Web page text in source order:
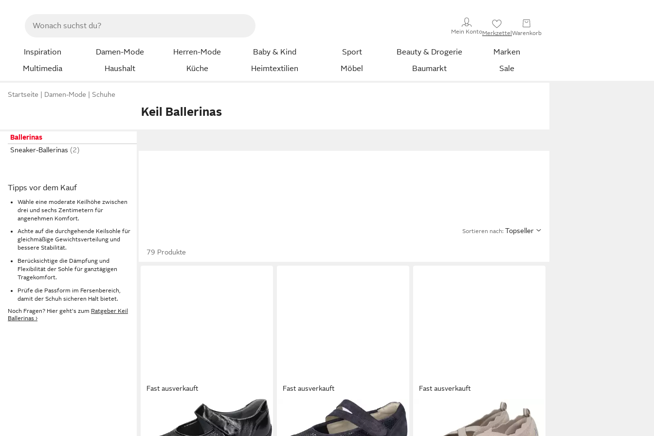
Mein KontoMerkzettelWarenkorb
Inspiration Damen-Mode Herren-Mode Baby & Kind Sport Beauty & Drogerie
Marken
Multimedia
Haushalt Küche Heimtextilien Möbel Baumarkt Sale
Startseite Damen-Mode Schuhe
Keil Ballerinas
Ballerinas
Sneaker-Ballerinas
Tipps vor dem Kauf
Wähle eine moderate Keilhöhe zwischen
drei und sechs Zentimetern für
angenehmen Komfort.
Achte auf die durchgehende Keilsohle für
gleichmäßige Gewichtsverteilung und
bessere Stabilität.
Berücksichtige die Dämpfung und
Flexibilität der Sohle für ganztägigen
Tragekomfort.
Prüfe die Passform im Fersenbereich,
damit der Schuh sicheren Halt bietet.
Noch Fragen? Hier geht's zum Ratgeber Keil
Ballerinas ›
Sortieren nach: Topseller
79 Produkte
Fast ausverkauft
HENNI-Soft Riemchenballerina
Klettschuh, Komfortschuh,
Fast ausverkauft
M-IRA Soft Riemchenballerina
Slipper, Komfortschuh, Orthotritt-
Fast ausverkauft
Riemchenballerina Schlupfschuh,
Slipper in veganer Verarbeitung